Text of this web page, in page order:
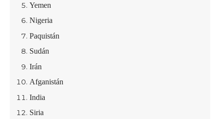
Yemen
Nigeria
Paquistán
Sudán
Irán
Afganistán
India
Siria